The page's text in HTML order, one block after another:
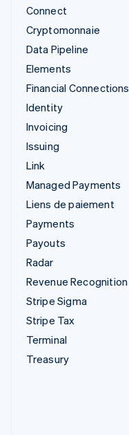
Connect
Cryptomonnaie
Data Pipeline
Elements
Financial Connections
Identity
Invoicing
Issuing
Link
Managed Payments
Liens de paiement
Payments
Payouts
Radar
Revenue Recognition
Stripe Sigma
Stripe Tax
Terminal
Treasury